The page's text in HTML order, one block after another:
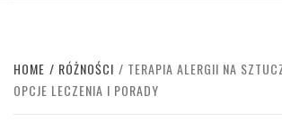
HOME RÓŻNOŚCI
TERAPIA ALERGII NA
OPCJE LECZENIA I PORADY